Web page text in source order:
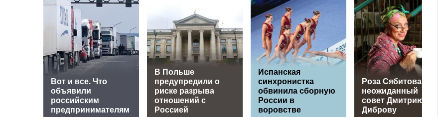
Вот и все. Что
объявили
российским
предпринимателям
В Польше
предупредили о
риске разрыва
отношений с
Россией
Испанская
синхронистка
обвинила сборную
России в
воровстве
Роза Сябитова дала
неожиданный
совет Дмитрию
Диброву